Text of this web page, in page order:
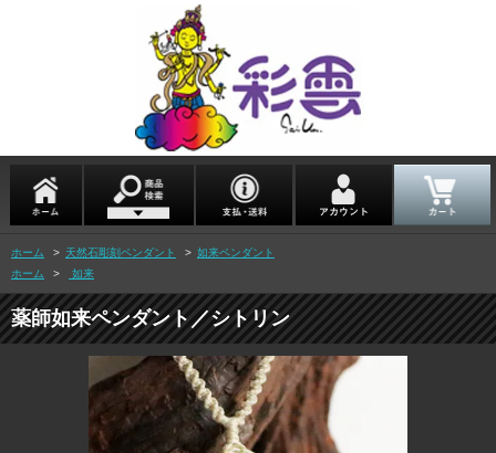
ホーム > 天然石彫刻ペンダント > 如来ペンダント
ホーム
> 如来
薬師如来ペンダント／シトリン